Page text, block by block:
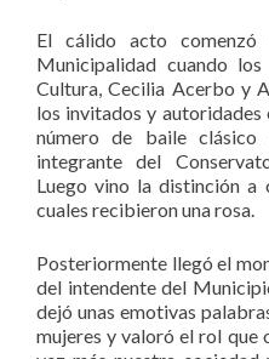
El cálido acto
Municipalidad cuando
Cultura, Cecilia Acerbo y
los invitados y autoridades
número de baile
integrante del
Luego vino la distinción a
cuales recibieron una rosa.
Posteriormente llegó el
del intendente del
dejó unas emotivas
mujeres y valoró el rol que